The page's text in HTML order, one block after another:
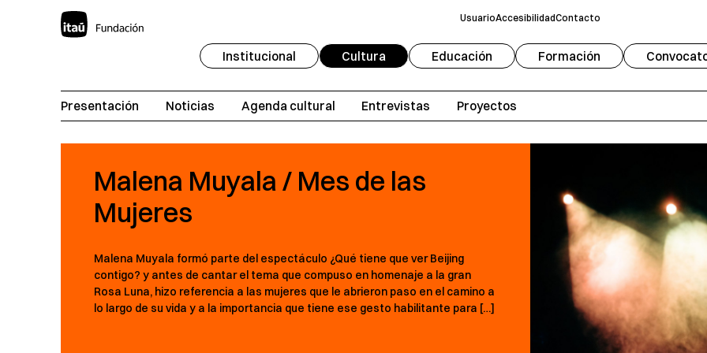
UsuarioAccesibilidad
Fuente
A
Modo oscuro
Contacto
Institucional Cultura Educación Formación
Presentación Noticias Agenda cultural Entrevistas Proyectos
Malena Muyala / Mes de las
Mujeres
Malena Muyala formó parte del espectáculo ¿Qué tiene que ver Beijing
contigo? y antes de cantar el tema que compuso en homenaje a la gran
Rosa Luna, hizo referencia a las mujeres que le abrieron paso en el camino a
lo largo de su vida y a la importancia que tiene ese gesto habilitante para […]